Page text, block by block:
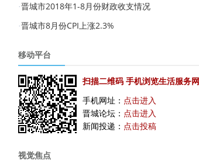
·晋城市2018年1-8月份财政收支情况
·晋城市8月份CPI上涨2.3%
移动平台
扫描二维码 手机浏览生活服务网
手机网址： 点击进入
晋城论坛： 点击进入
新闻投递： 点击投稿
视觉焦点